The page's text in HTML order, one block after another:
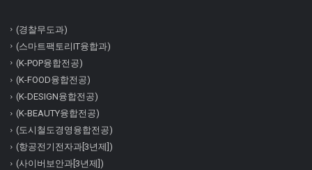
(경찰무도과)
(스마트팩토리IT융합과)
(K-POP융합전공)
(K-FOOD융합전공)
(K-DESIGN융합전공)
(K-BEAUTY융합전공)
(도시철도경영융합전공)
(항공전기전자과[3년제])
(사이버보안과[3년제])